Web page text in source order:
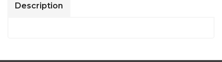
Description